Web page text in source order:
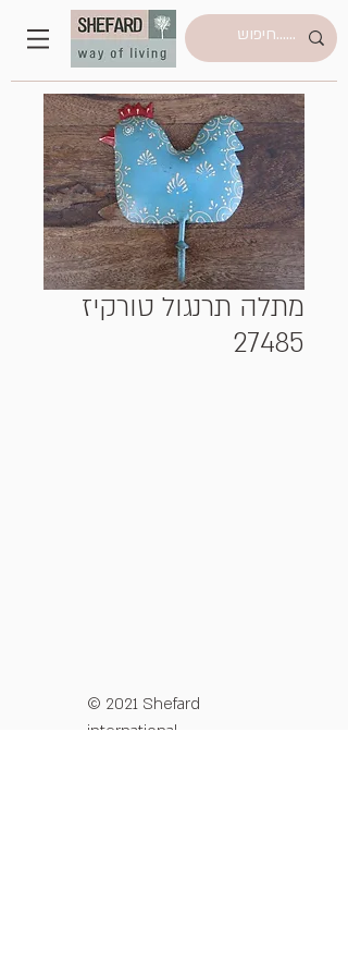
מתלה תרנגול טורקיז
27485
© 2021 Shefard
international